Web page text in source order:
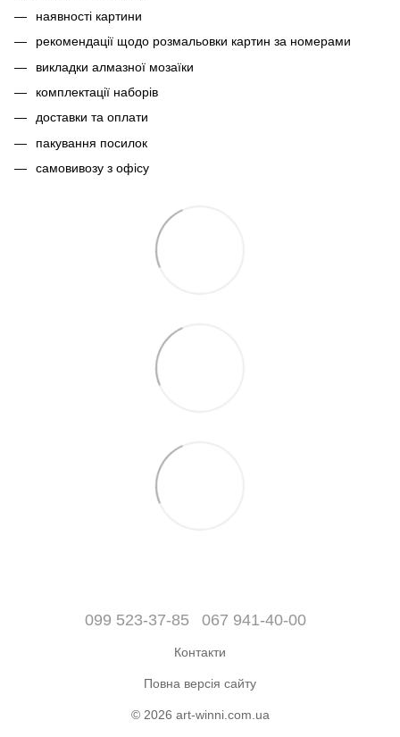
наявності картини
рекомендації щодо розмальовки картин за номерами
викладки алмазної мозаїки
комплектації наборів
доставки та оплати
пакування посилок
самовивозу з офісу
099 523-37-85 067 941-40-00
Контакти
Повна версія сайту
© 2026 art-winni.com.ua